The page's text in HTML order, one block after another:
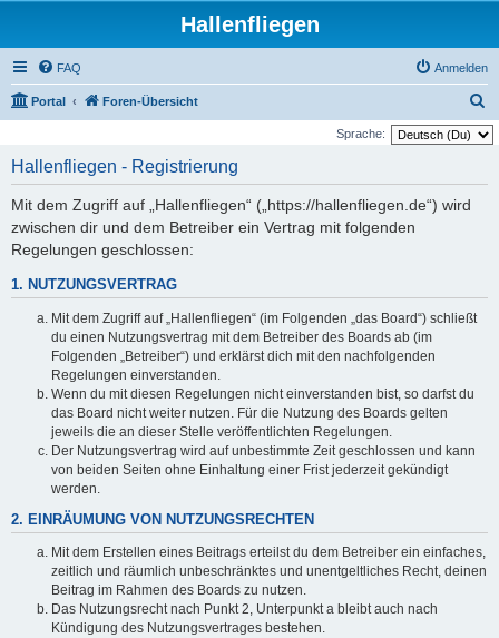
Hallenfliegen
FAQ Anmelden
Portal Foren-Übersicht
u
Sprache:
Hallenfliegen - Registrierung
Mit dem Zugriff auf „Hallenfliegen“ („https://hallenfliegen.de“) wird
zwischen dir und dem Betreiber ein Vertrag mit folgenden
Regelungen geschlossen:
1. NUTZUNGSVERTRAG
Mit dem Zugriff auf „Hallenfliegen“ (im Folgenden „das Board“) schließt
du einen Nutzungsvertrag mit dem Betreiber des Boards ab (im
Folgenden „Betreiber“) und erklärst dich mit den nachfolgenden
Regelungen einverstanden.
Wenn du mit diesen Regelungen nicht einverstanden bist, so darfst du
das Board nicht weiter nutzen. Für die Nutzung des Boards gelten
jeweils die an dieser Stelle veröffentlichten Regelungen.
Der Nutzungsvertrag wird auf unbestimmte Zeit geschlossen und kann
von beiden Seiten ohne Einhaltung einer Frist jederzeit gekündigt
werden.
2. EINRÄUMUNG VON NUTZUNGSRECHTEN
Mit dem Erstellen eines Beitrags erteilst du dem Betreiber ein einfaches,
zeitlich und räumlich unbeschränktes und unentgeltliches Recht, deinen
Beitrag im Rahmen des Boards zu nutzen.
Das Nutzungsrecht nach Punkt 2, Unterpunkt a bleibt auch nach
Kündigung des Nutzungsvertrages bestehen.